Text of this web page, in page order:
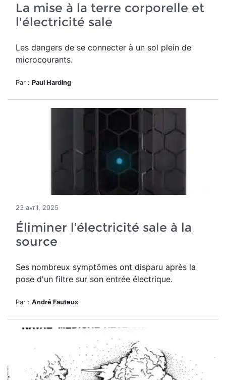
La mise à la terre corporelle et
l'électricité sale
Les dangers de se connecter à un sol plein de
microcourants.
Par : Paul Harding
23 avril, 2025
Éliminer l’électricité sale à la
source
Ses nombreux symptômes ont disparu après la
pose d'un filtre sur son entrée électrique.
Par : André Fauteux